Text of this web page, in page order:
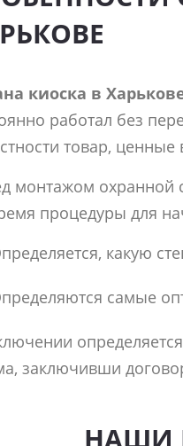
киоска в
работал без
товар,
монтажом охранной
процедуры для
какую
самые
заключивши
НАШИ